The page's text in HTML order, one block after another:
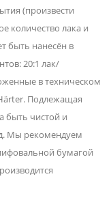
(произвести
количество лака и
быть нанесён в
20:1 лак/
в техническом
Подлежащая
быть чистой и
Мы рекомендуем
бумагой